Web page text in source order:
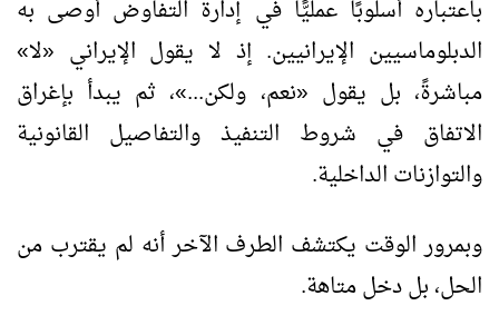
باعتباره أسلوبًا عمليًّا في إدارة التفاوض أوصى به
الدبلوماسيين الإيرانيين. إذ لا يقول الإيراني «لا»
مباشرةً، بل يقول «نعم، ولكن...»، ثم يبدأ بإغراق
الاتفاق في شروط التنفيذ والتفاصيل القانونية
والتوازنات الداخلية.
وبمرور الوقت يكتشف الطرف الآخر أنه لم يقترب من
الحل، بل دخل متاهة.